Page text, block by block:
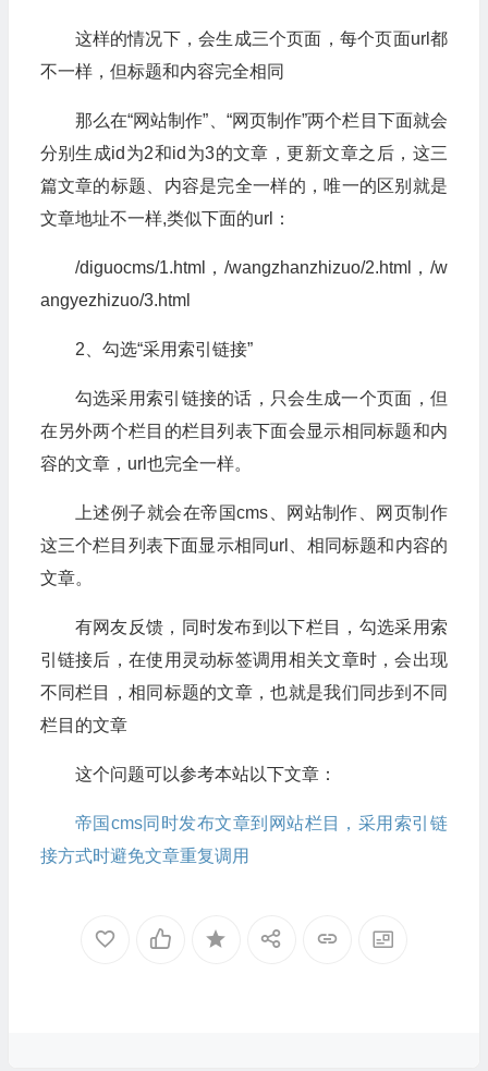
这样的情况下，会生成三个页面，每个页面url都
不一样，但标题和内容完全相同
那么在“网站制作”、“网页制作”两个栏目下面就会
分别生成id为2和id为3的文章，更新文章之后，这三
篇文章的标题、内容是完全一样的，唯一的区别就是
文章地址不一样,类似下面的url：
/diguocms/1.html，/wangzhanzhizuo/2.html，/w
angyezhizuo/3.html
2、勾选“采用索引链接”
勾选采用索引链接的话，只会生成一个页面，但
在另外两个栏目的栏目列表下面会显示相同标题和内
容的文章，url也完全一样。
上述例子就会在帝国cms、网站制作、网页制作
这三个栏目列表下面显示相同url、相同标题和内容的
文章。
有网友反馈，同时发布到以下栏目，勾选采用索
引链接后，在使用灵动标签调用相关文章时，会出现
不同栏目，相同标题的文章，也就是我们同步到不同
栏目的文章
这个问题可以参考本站以下文章：
帝国cms同时发布文章到网站栏目，采用索引链
接方式时避免文章重复调用